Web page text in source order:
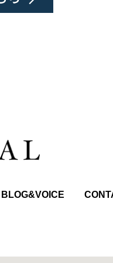
BLOG&VOICE